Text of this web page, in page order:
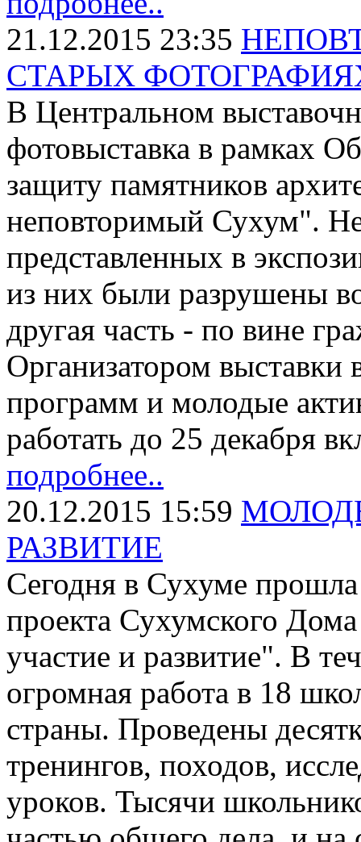
21.12.2015 23:35
СТАРЫХ
В Центральном
фотовыставка в рамках
защиту памятников
неповторимый Сухум".
представленных в
из них были разрушены
другая часть - по вине
Организатором
программ и молодые
работать до 25
подробнее..
20.12.2015 15:59
РАЗВИТИЕ
Сегодня в Сухуме прошла
проекта Сухумского
участие и развитие". В
огромная работа в 18
страны. Проведены
тренингов, походов,
уроков. Тысячи